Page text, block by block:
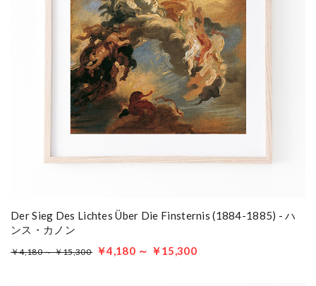
Der Sieg Des Lichtes Über Die Finsternis (1884-1885) - ハ
ンス・カノン
￥4,180 ～ ￥15,300 ￥4,180 ～ ￥15,300